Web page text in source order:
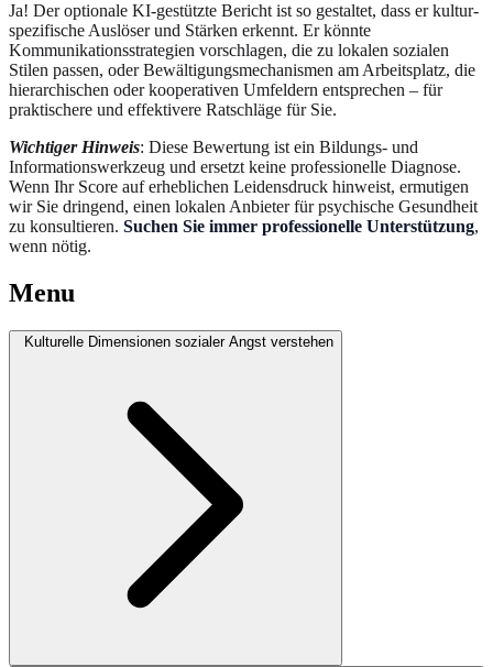
Ja! Der optionale KI-gestützte Bericht ist so gestaltet, dass er kultur-
spezifische Auslöser und Stärken erkennt. Er könnte
Kommunikationsstrategien vorschlagen, die zu lokalen sozialen
Stilen passen, oder Bewältigungsmechanismen am Arbeitsplatz, die
hierarchischen oder kooperativen Umfeldern entsprechen – für
praktischere und effektivere Ratschläge für Sie.
Wichtiger Hinweis: Diese Bewertung ist ein Bildungs- und
Informationswerkzeug und ersetzt keine professionelle Diagnose.
Wenn Ihr Score auf erheblichen Leidensdruck hinweist, ermutigen
wir Sie dringend, einen lokalen Anbieter für psychische Gesundheit
zu konsultieren. Suchen Sie immer professionelle Unterstützung,
wenn nötig.
Menu
Kulturelle Dimensionen sozialer Angst verstehen